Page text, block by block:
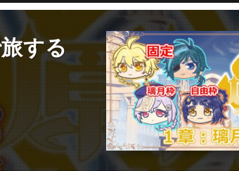
する